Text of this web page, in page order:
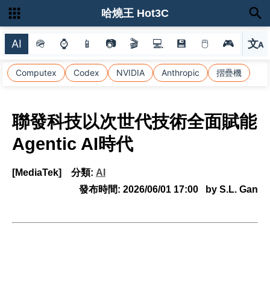
AI 🪖 ⌚ 📱 📷 🎬 💻 💾 🖱 🎮 文A
選
Computex Codex NVIDIA Anthropic 摺疊機
哈燒王 Hot3C
聯發科技以次世代技術全面賦能
Agentic AI時代
[MediaTek] 分類: AI
發布時間: 2026/06/01 17:00 by S.L. Gan